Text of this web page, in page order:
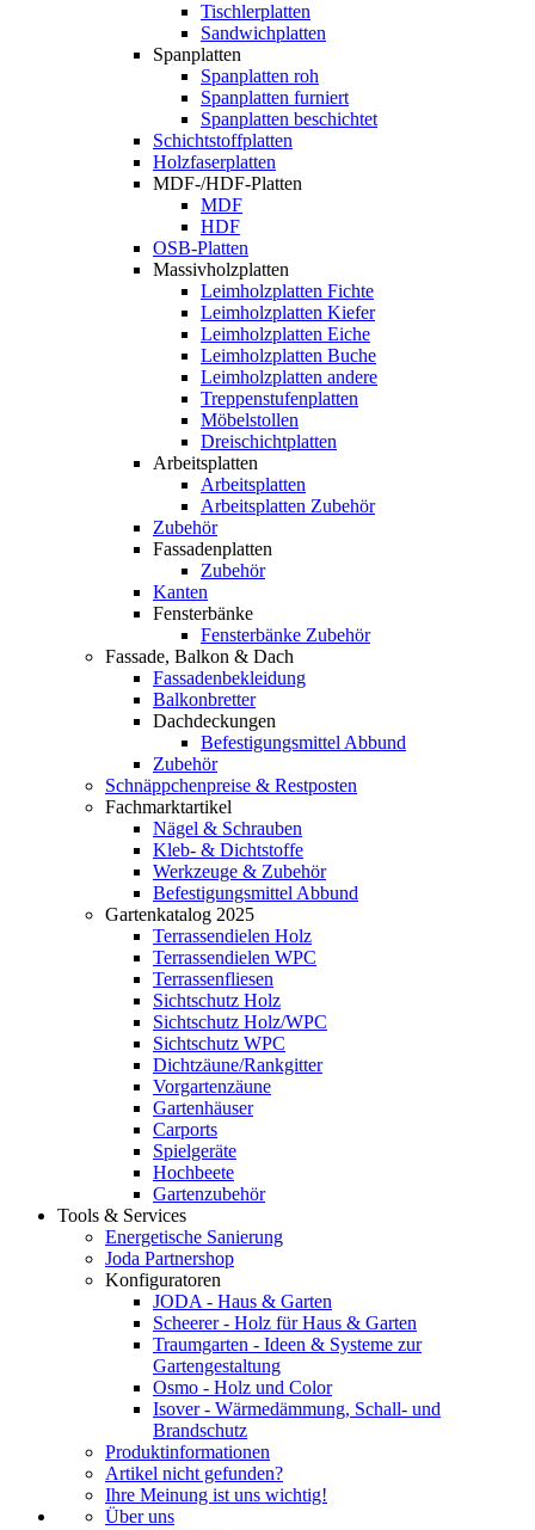
Tischlerplatten
Sandwichplatten
Spanplatten
Spanplatten roh
Spanplatten furniert
Spanplatten beschichtet
Schichtstoffplatten
Holzfaserplatten
MDF-/HDF-Platten
MDF
HDF
OSB-Platten
Massivholzplatten
Leimholzplatten Fichte
Leimholzplatten Kiefer
Leimholzplatten Eiche
Leimholzplatten Buche
Leimholzplatten andere
Treppenstufenplatten
Möbelstollen
Dreischichtplatten
Arbeitsplatten
Arbeitsplatten
Arbeitsplatten Zubehör
Zubehör
Fassadenplatten
Zubehör
Kanten
Fensterbänke
Fensterbänke Zubehör
Fassade, Balkon & Dach
Fassadenbekleidung
Balkonbretter
Dachdeckungen
Befestigungsmittel Abbund
Zubehör
Schnäppchenpreise & Restposten
Fachmarktartikel
Nägel & Schrauben
Kleb- & Dichtstoffe
Werkzeuge & Zubehör
Befestigungsmittel Abbund
Gartenkatalog 2025
Terrassendielen Holz
Terrassendielen WPC
Terrassenfliesen
Sichtschutz Holz
Sichtschutz Holz/WPC
Sichtschutz WPC
Dichtzäune/Rankgitter
Vorgartenzäune
Gartenhäuser
Carports
Spielgeräte
Hochbeete
Gartenzubehör
Tools & Services
Energetische Sanierung
Joda Partnershop
Konfiguratoren
JODA - Haus & Garten
Scheerer - Holz für Haus & Garten
Traumgarten - Ideen & Systeme zur
Gartengestaltung
Osmo - Holz und Color
Isover - Wärmedämmung, Schall- und
Brandschutz
Produktinformationen
Artikel nicht gefunden?
Ihre Meinung ist uns wichtig!
Über uns